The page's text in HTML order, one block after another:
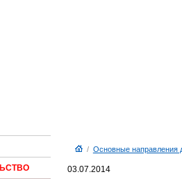
/ Основные направления
03.07.2014